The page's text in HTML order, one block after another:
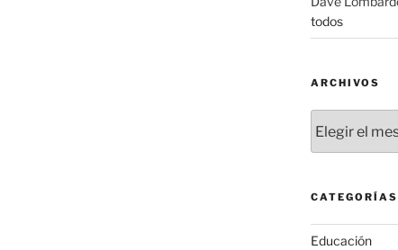
todos
ARCHIVOS
CATEGORÍAS
Educación